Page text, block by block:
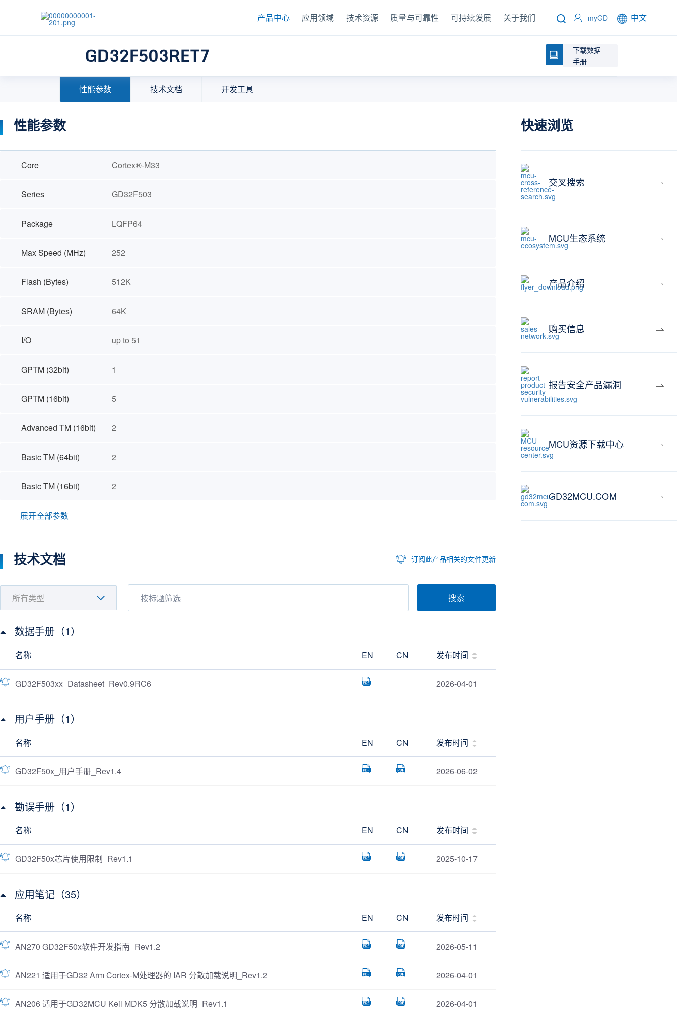
产品中心 应用领域 技术资源 质量与可靠性 可持续发展 关于我们 myGD 中文
GD32F503RET7
下载数据
手册
性能参数 技术文档 开发工具
首页 >产品中心 >32位微控制器(MCU) >MCU选择器
性能参数
Core Cortex®-M33
Series GD32F503
Package LQFP64
Max Speed (MHz) 252
Flash (Bytes) 512K
SRAM (Bytes) 64K
I/O up to 51
GPTM (32bit) 1
GPTM (16bit) 5
Advanced TM (16bit) 2
Basic TM (64bit) 2
Basic TM (16bit) 2
展开全部参数
技术文档 订阅此产品相关的文件更新
搜索
数据手册（1）
名称 EN CN 发布时间
GD32F503xx_Datasheet_Rev0.9RC6 2026-04-01
用户手册（1）
名称 EN CN 发布时间
GD32F50x_用户手册_Rev1.4 2026-06-02
勘误手册（1）
名称 EN CN 发布时间
GD32F50x芯片使用限制_Rev1.1 2025-10-17
应用笔记（35）
名称 EN CN 发布时间
AN270 GD32F50x软件开发指南_Rev1.2 2026-05-11
AN221 适用于GD32 Arm Cortex-M处理器的 IAR 分散加载说明_Rev1.2 2026-04-01
AN206 适用于GD32MCU Keil MDK5 分散加载说明_Rev1.1 2026-04-01
快速浏览
交叉搜索
MCU生态系统
产品介绍
购买信息
报告安全产品漏洞
MCU资源下载中心
GD32MCU.COM